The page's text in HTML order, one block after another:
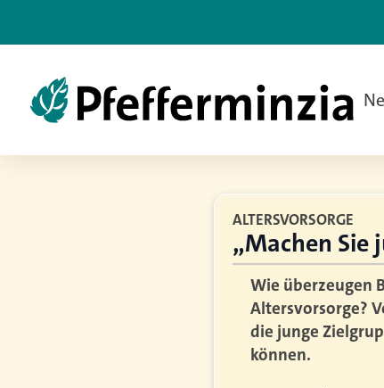
ALTERSVORSORGE
„Machen Sie
Wie überzeugen
Altersvorsorge?
die junge
können.